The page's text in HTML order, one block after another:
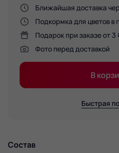
Ближайшая доставка
Подкормка для цветов в
Подарок при заказе от
Фото перед доставкой
В
Быстрая
Состав